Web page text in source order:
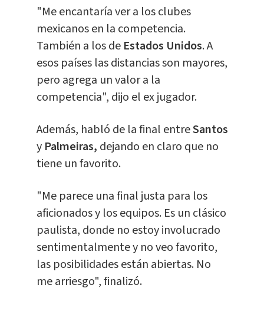
"Me encantaría ver a los clubes
mexicanos en la competencia.
También a los de Estados Unidos. A
esos países las distancias son mayores,
pero agrega un valor a la
competencia", dijo el ex jugador.
Además, habló de la final entreSantos
y Palmeiras, dejando en claro que no
tiene un favorito.
"Me parece una final justa para los
aficionados y los equipos. Es un clásico
paulista, donde no estoy involucrado
sentimentalmente y no veo favorito,
las posibilidades están abiertas. No
me arriesgo", finalizó.